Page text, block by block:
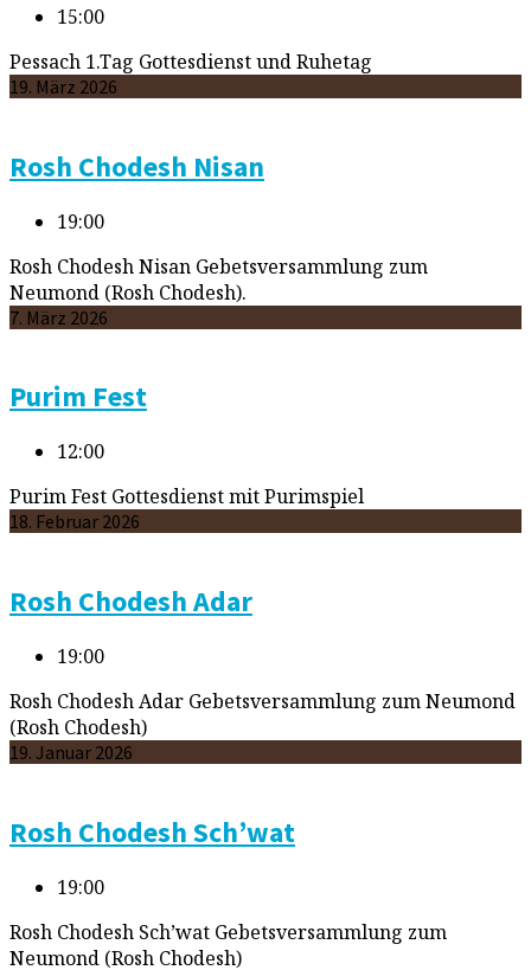
15:00
Pessach 1.Tag Gottesdienst und Ruhetag
19. März 2026
Rosh Chodesh Nisan
19:00
Rosh Chodesh Nisan Gebetsversammlung zum
Neumond (Rosh Chodesh).
7. März 2026
Purim Fest
12:00
Purim Fest Gottesdienst mit Purimspiel
18. Februar 2026
Rosh Chodesh Adar
19:00
Rosh Chodesh Adar Gebetsversammlung zum Neumond
(Rosh Chodesh)
19. Januar 2026
Rosh Chodesh Sch’wat
19:00
Rosh Chodesh Sch’wat Gebetsversammlung zum
Neumond (Rosh Chodesh)